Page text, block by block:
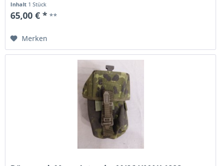
Inhalt 1 Stück
65,00 € * **
Merken